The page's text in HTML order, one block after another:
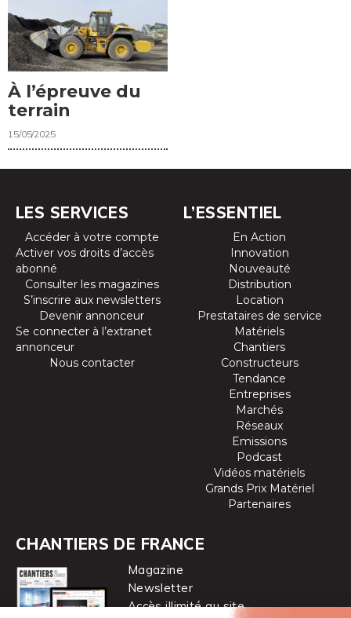
À l’épreuve du
terrain
15/05/2025
LES SERVICES
Accéder à votre compte
Activer vos droits d’accès
abonné
Consulter les magazines
S’inscrire aux newsletters
Devenir annonceur
Se connecter à l’extranet
annonceur
Nous contacter
L’ESSENTIEL
En Action
Innovation
Nouveauté
Distribution
Location
Prestataires de service
Matériels
Chantiers
Constructeurs
Tendance
Entreprises
Marchés
Réseaux
Emissions
Podcast
Vidéos matériels
Grands Prix Matériel
Partenaires
CHANTIERS DE FRANCE
Magazine
Newsletter
Accès illimité au site